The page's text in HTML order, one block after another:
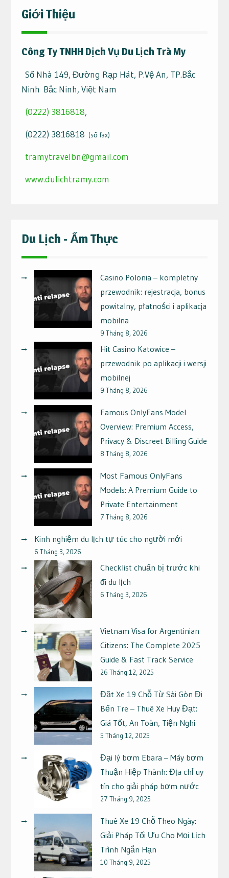
Giới Thiệu
Công Ty TNHH Dịch Vụ Du Lịch Trà My
Số Nhà 149, Đường Rạp Hát, P.Vệ An, TP.Bắc
Ninh Bắc Ninh, Việt Nam
(0222) 3816818,
(0222) 3816818 (số fax)
tramytravelbn@gmail.com
www.dulichtramy.com
Du Lịch - Ẩm Thực
Casino Polonia – kompletny
przewodnik: rejestracja, bonus
powitalny, płatności i aplikacja
mobilna
9 Tháng 8, 2026
Hit Casino Katowice –
przewodnik po aplikacji i wersji
mobilnej
9 Tháng 8, 2026
Famous OnlyFans Model
Overview: Premium Access,
Privacy & Discreet Billing Guide
8 Tháng 8, 2026
Most Famous OnlyFans
Models: A Premium Guide to
Private Entertainment
7 Tháng 8, 2026
Kinh nghiệm du lịch tự túc cho người mới
6 Tháng 3, 2026
Checklist chuẩn bị trước khi
đi du lịch
6 Tháng 3, 2026
Vietnam Visa for Argentinian
Citizens: The Complete 2025
Guide & Fast Track Service
26 Tháng 12, 2025
Đặt Xe 19 Chỗ Từ Sài Gòn Đi
Bến Tre – Thuê Xe Huy Đạt:
Giá Tốt, An Toàn, Tiện Nghi
5 Tháng 12, 2025
Đại lý bơm Ebara – Máy bơm
Thuận Hiệp Thành: Địa chỉ uy
tín cho giải pháp bơm nước
27 Tháng 9, 2025
Thuê Xe 19 Chỗ Theo Ngày:
Giải Pháp Tối Ưu Cho Mọi Lịch
Trình Ngắn Hạn
10 Tháng 9, 2025